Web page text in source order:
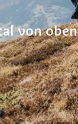
von oben